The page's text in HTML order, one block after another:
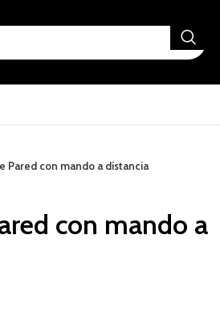
Pared con mando a distancia
con mando a